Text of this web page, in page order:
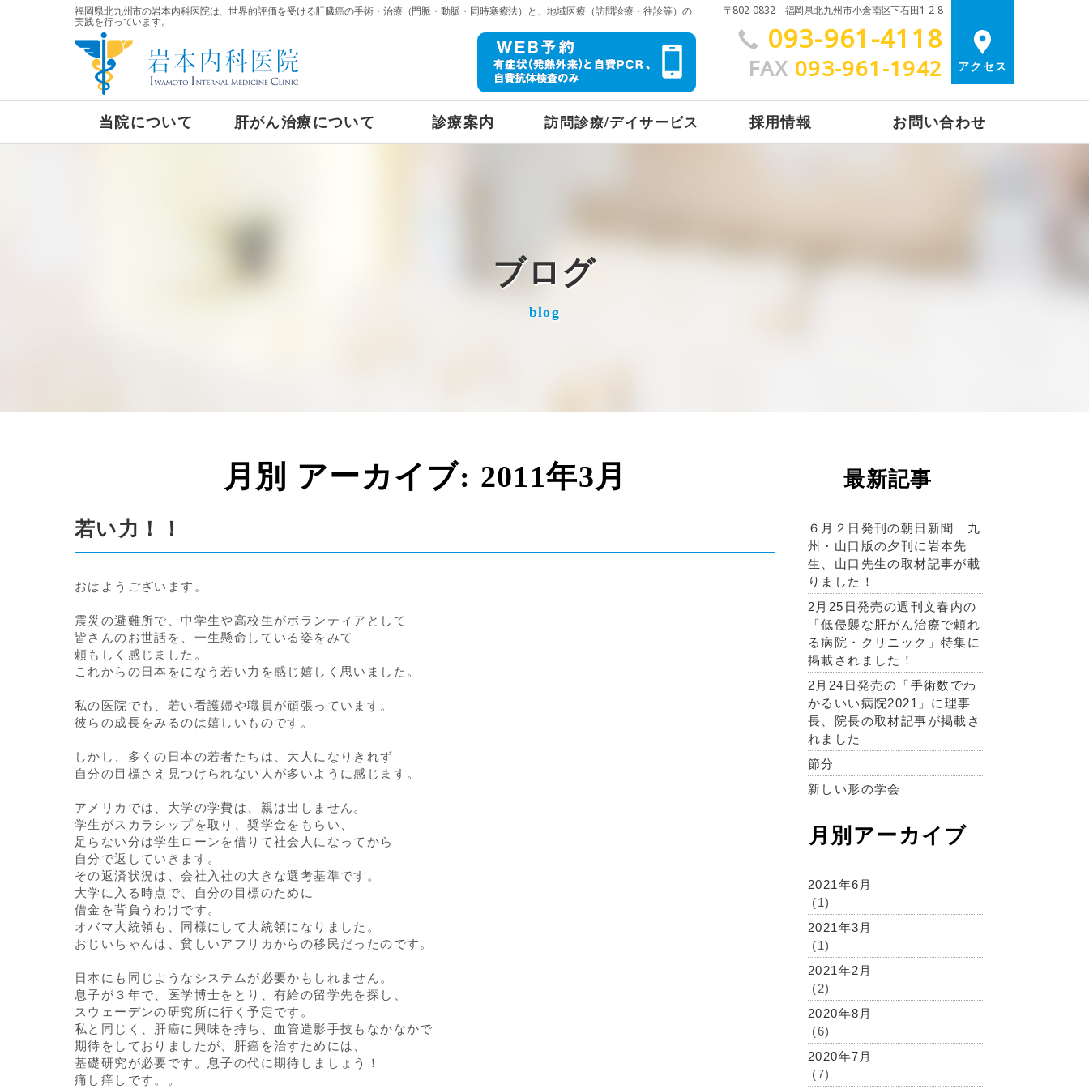
福岡県北九州市の岩本内科医院は、世界的評価を受ける肝臓癌の手術・治療（門脈・動脈・同時塞療法）と、地域医療（訪問診療・往診等）の
実践を行っています。
〒802-0832 福岡県北九州市小倉南区下石田1-2-8
093-961-4118
FAX 093-961-1942 アクセス
当院について 肝がん治療について 診療案内 訪問診療/デイサービス 採用情報 お問い合わせ
ブログ
blog
月別 アーカイブ: 2011年3月
若い力！！
おはようございます。
震災の避難所で、中学生や高校生がボランティアとして
皆さんのお世話を、一生懸命している姿をみて
頼もしく感じました。
これからの日本をになう若い力を感じ嬉しく思いました。
私の医院でも、若い看護婦や職員が頑張っています。
彼らの成長をみるのは嬉しいものです。
しかし、多くの日本の若者たちは、大人になりきれず
自分の目標さえ見つけられない人が多いように感じます。
アメリカでは、大学の学費は、親は出しません。
学生がスカラシップを取り、奨学金をもらい、
足らない分は学生ローンを借りて社会人になってから
自分で返していきます。
その返済状況は、会社入社の大きな選考基準です。
大学に入る時点で、自分の目標のために
借金を背負うわけです。
オバマ大統領も、同様にして大統領になりました。
おじいちゃんは、貧しいアフリカからの移民だったのです。
日本にも同じようなシステムが必要かもしれません。
息子が３年で、医学博士をとり、有給の留学先を探し、
スウェーデンの研究所に行く予定です。
私と同じく、肝癌に興味を持ち、血管造影手技もなかなかで
期待をしておりましたが、肝癌を治すためには、
基礎研究が必要です。息子の代に期待しましょう！
痛し痒しです。。
最新記事
６月２日発刊の朝日新聞 九
州・山口版の夕刊に岩本先
生、山口先生の取材記事が載
りました！
2月25日発売の週刊文春内の
「低侵襲な肝がん治療で頼れ
る病院・クリニック」特集に
掲載されました！
2月24日発売の「手術数でわ
かるいい病院2021」に理事
長、院長の取材記事が掲載さ
れました
節分
新しい形の学会
月別アーカイブ
2021年6月
(1)
2021年3月
(1)
2021年2月
(2)
2020年8月
(6)
2020年7月
(7)